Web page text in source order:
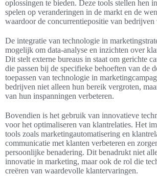
oplossingen te bieden. Deze tools stellen hen
spelen op veranderingen in de markt en de
waardoor de concurrentiepositie van
De integratie van technologie in
mogelijk om data-analyse en inzichten over
Dit stelt externe bureaus in staat om gerichte
die passen bij de specifieke behoeften van de
toepassen van technologie in
bedrijven niet alleen hun bereik vergroten,
van hun inspanningen verbeteren.
Bovendien is het gebruik van innovatieve
voor het optimaliseren van klantrelaties. Het
tools zoals marketingautomatisering en
communicatie met klanten verbeteren en
persoonlijke benadering. Dit benadrukt niet
innovatie in marketing, maar ook de rol die
creëren van waardevolle klantervaringen.